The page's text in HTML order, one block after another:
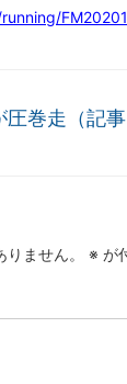
巻走（記事
ません。 ※ が